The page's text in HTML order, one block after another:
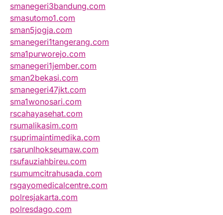
smanegeri3bandung.com
smasutomo1.com
sman5jogja.com
smanegeri1tangerang.com
sma1purworejo.com
smanegeri1jember.com
sman2bekasi.com
smanegeri47jkt.com
sma1wonosari.com
rscahayasehat.com
rsumalikasim.com
rsuprimaintimedika.com
rsarunlhokseumaw.com
rsufauziahbireu.com
rsumumcitrahusada.com
rsgayomedicalcentre.com
polresjakarta.com
polresdago.com